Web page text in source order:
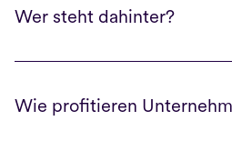
Wer steht dahinter?
Wie profitieren